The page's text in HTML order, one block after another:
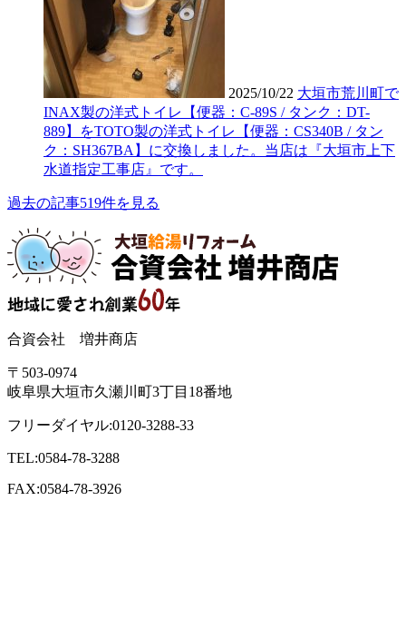
2025/10/22 大垣市荒川町で
INAX製の洋式トイレ【便器：C-89S / タンク：DT-
889】をTOTO製の洋式トイレ【便器：CS340B / タン
ク：SH367BA】に交換しました。当店は『大垣市上下
水道指定工事店』です。
過去の記事519件を見る
合資会社 増井商店
〒503-0974
岐阜県大垣市久瀬川町3丁目18番地
フリーダイヤル:0120-3288-33
TEL:0584-78-3288
FAX:0584-78-3926